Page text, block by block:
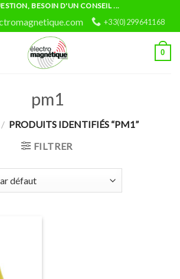
BESOIN D'UN CONSEIL ...
+33(0)299641168
0
pm1
/ PRODUITS IDENTIFIÉS “PM1”
FILTRER